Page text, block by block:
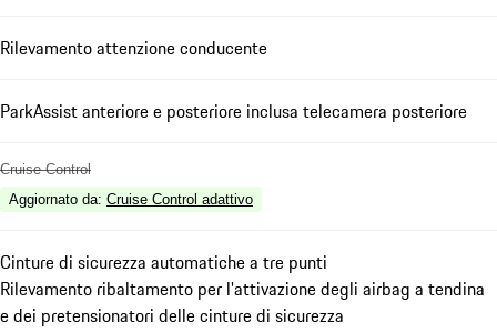
Rilevamento attenzione conducente
ParkAssist anteriore e posteriore inclusa telecamera posteriore
Cruise Control
Aggiornato da: Cruise Control adattivo
Cinture di sicurezza automatiche a tre punti
Rilevamento ribaltamento per l'attivazione degli airbag a tendina
e dei pretensionatori delle cinture di sicurezza